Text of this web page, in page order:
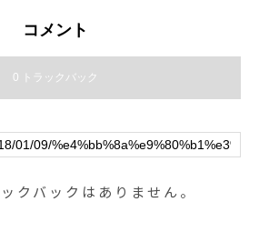
e#hausmatsue #松江カフェ #島根
カフェ#松江 #島根
デザートもセットなのでボリュー
す。ご了承くださいませ。..たくさ
んのご来店お待ちしております
コメント
0 トラックバック
クバックはありません。